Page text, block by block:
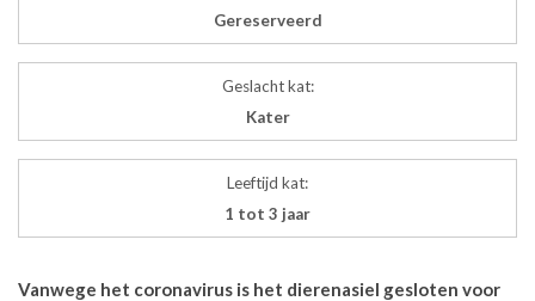
Gereserveerd
Geslacht kat:
Kater
Leeftijd kat:
1 tot 3 jaar
Vanwege het coronavirus is het dierenasiel gesloten voor